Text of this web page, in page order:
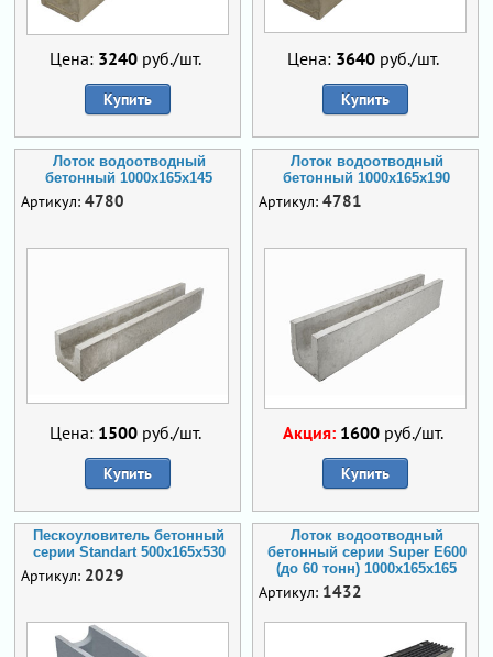
Цена: 3240руб./шт.
Купить
Цена: 3640руб./шт.
Купить
Лоток водоотводный
бетонный 1000х165х145
Артикул: 4780
Цена: 1500руб./шт.
Купить
Лоток водоотводный
бетонный 1000х165х190
Артикул: 4781
Акция: 1600руб./шт.
Купить
Пескоуловитель бетонный
серии Standart 500x165x530
Артикул: 2029
Лоток водоотводный
бетонный серии Super Е600
(до 60 тонн) 1000x165x165
Артикул: 1432